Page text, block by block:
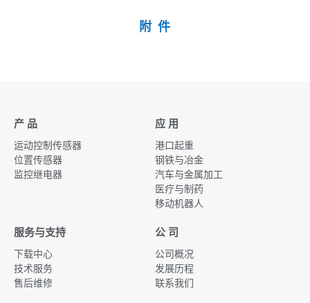
附 件
产 品
运动控制传感器
位置传感器
监控继电器
应 用
港口起重
钢铁与冶金
汽车与金属加工
医疗与制药
移动机器人
服务与支持
下载中心
技术服务
售后维修
公 司
公司概况
发展历程
联系我们